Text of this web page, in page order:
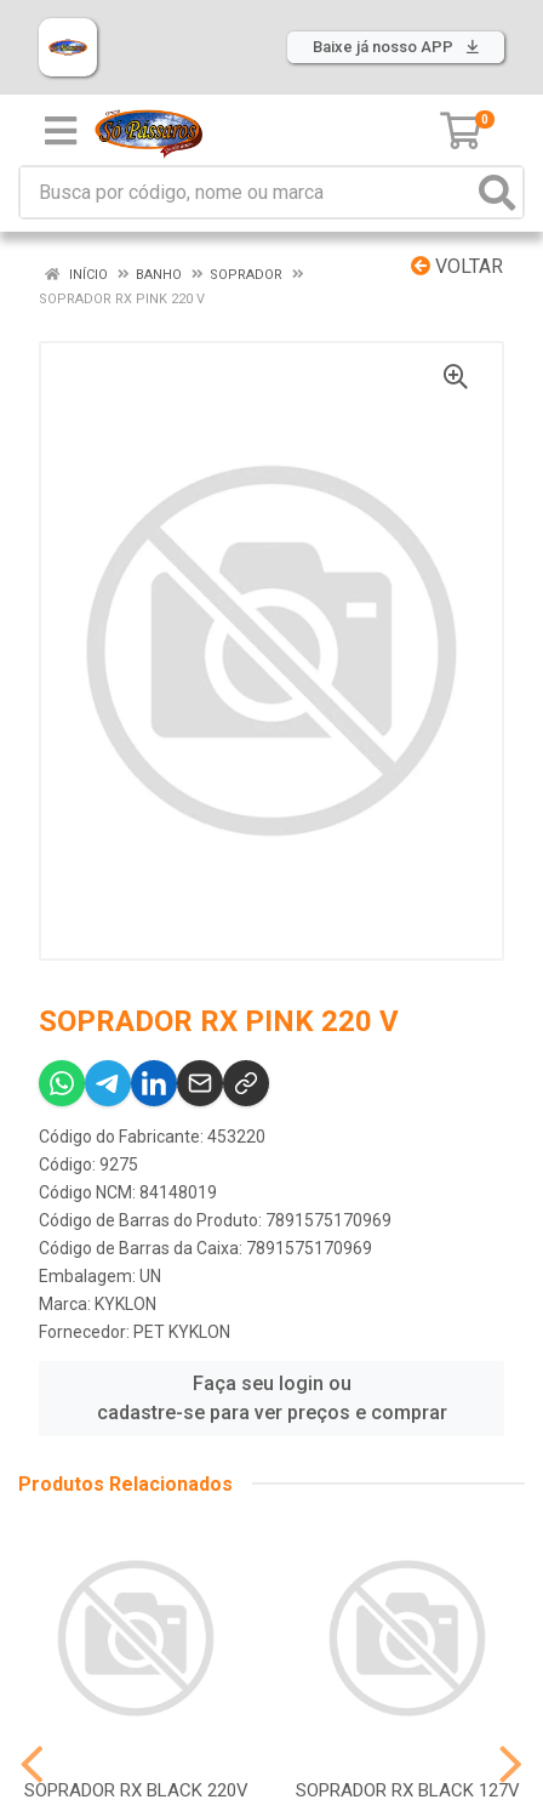
Baixe já nosso APP
0
VOLTAR
INÍCIO BANHO
SOPRADOR
SOPRADOR RX PINK 220 V
SOPRADOR RX PINK 220 V
Código do Fabricante: 453220
Código: 9275
Código NCM: 84148019
Código de Barras do Produto: 7891575170969
Código de Barras da Caixa: 7891575170969
Embalagem: UN
Marca: KYKLON
Fornecedor: PET KYKLON
Faça seu login ou
cadastre-se para ver preços e comprar
Produtos Relacionados
SOPRADOR RX BLACK 220V SOPRADOR RX BLACK 127V